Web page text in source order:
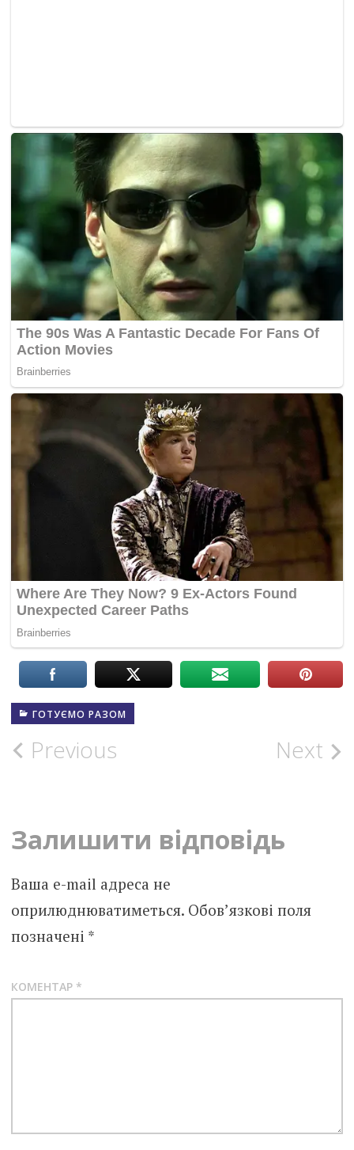
ГОТУЄМО РАЗОМ
Post
Previous Next
Залишити відповідь
Ваша e-mail адреса не
оприлюднюватиметься. Обов’язкові поля
позначені *
КОМЕНТАР *